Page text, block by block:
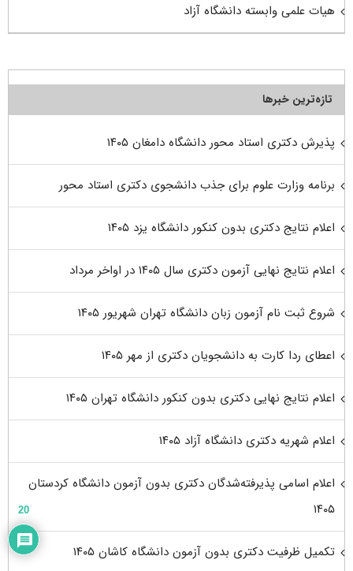
هیات علمی وابسته دانشگاه آزاد
تازه‌ترین خبرها
پذیرش دکتری استاد محور دانشگاه دامغان ۱۴۰۵
برنامه وزارت علوم برای جذب دانشجوی دکتری استاد محور
اعلام نتایج دکتری بدون کنکور دانشگاه یزد ۱۴۰۵
اعلام نتایج نهایی آزمون دکتری سال ۱۴۰۵ در اواخر مرداد
شروع ثبت نام آزمون زبان دانشگاه تهران شهریور ۱۴۰۵
اعطای ردا کارت به دانشجویان دکتری از مهر ۱۴۰۵
اعلام نتایج نهایی دکتری بدون کنکور دانشگاه تهران ۱۴۰۵
اعلام شهریه دکتری دانشگاه آزاد ۱۴۰۵
اعلام اسامی پذیرفته‌شدگان دکتری بدون آزمون دانشگاه کردستان
۱۴۰۵
تکمیل ظرفیت دکتری بدون آزمون دانشگاه کاشان ۱۴۰۵
20